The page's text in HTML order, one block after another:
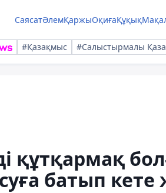
СаясатӘлемҚаржыОқиғаҚұқық
#Қазақмыс #Салыстырмалы
құтқармақ
батып